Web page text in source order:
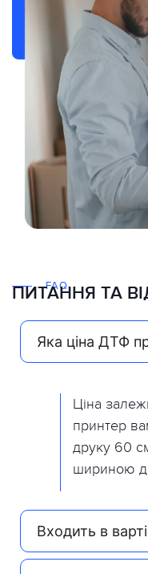
FAQ
ПИТАННЯ ТА
Яка ціна ДТФ
Ціна
принтер
друку 60
шириною
Входить в